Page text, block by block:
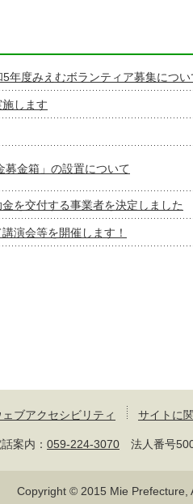
年度みえむボランティア募集につい
します
募金箱」の設置について
を交付する事業者を決定しました
演会等を開催します！
ェブアクセシビリティ サイトに
案内： 059-224-3070 法人番号
Copyright © 2015 Mie Prefecture,